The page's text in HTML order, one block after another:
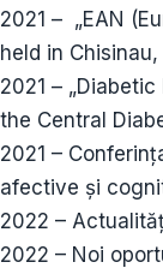
2021 – „EAN
held in
2021 –
the Central
2021 –
afective și
2022 –
2022 – Noi